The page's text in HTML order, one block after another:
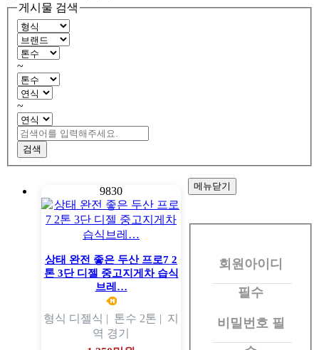
게시물 검색
~
~
검색
9830
상태 완전 좋은 두산 프로7 2
톤 3단 디젤 중고지게차 습식
브레…
형식 디젤식 | 톤수 2톤 | 지
역 경기
메뉴닫기
회
회원아이디
필수
비밀번호 필